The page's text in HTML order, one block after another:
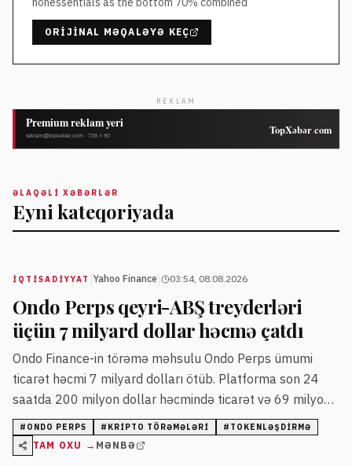
ORIJINAL MƏQALƏYƏ KEÇ
REKLAM
ƏLAQƏLI XƏBƏRLƏR
Eyni kateqoriyada
İQTISADIYYAT Yahoo Finance 03:54, 08.08.2026
Ondo Perps qeyri-ABŞ treyderləri
üçün 7 milyard dollar həcmə çatdı
Ondo Finance-in törəmə məhsulu Ondo Perps ümumi
ticarət həcmi 7 milyard dolları ötüb. Platforma son 24
saatda 200 milyon dollar həcmində ticarət və 69 milyon
dollar açıq mövqeyə malikdir.
# ONDO PERPS # KRIPTO TÖRƏMƏLƏRI # TOKENLƏŞDIRMƏ
TAM OXU → MƏNBƏ